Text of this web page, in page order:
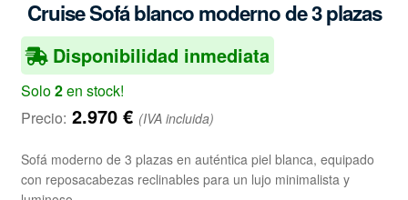
Cruise Sofá blanco moderno de 3 plazas
Disponibilidad inmediata
Solo2en stock!
Precio: 2.970 € (IVA incluida)
Sofá moderno de 3 plazas en auténtica piel blanca, equipado
con reposacabezas reclinables para un lujo minimalista y